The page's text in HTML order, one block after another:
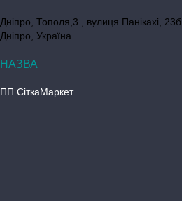
Дніпро, Тополя,3 , вулиця Панікахі, 23б,
Дніпро, Україна
ПП СіткаМаркет